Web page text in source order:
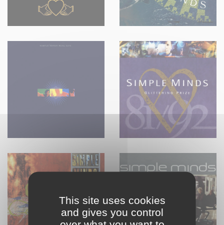
This site uses cookies
and gives you control